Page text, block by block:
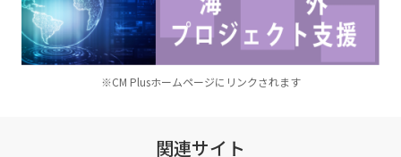
※CM Plusホームページにリンクされます
関連サイト